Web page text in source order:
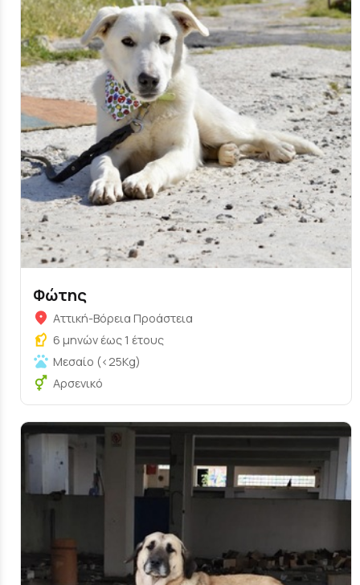
Φώτης
Αττική-Βόρεια Προάστεια
6 μηνών έως 1 έτους
Μεσαίο (<25Kg)
Αρσενικό